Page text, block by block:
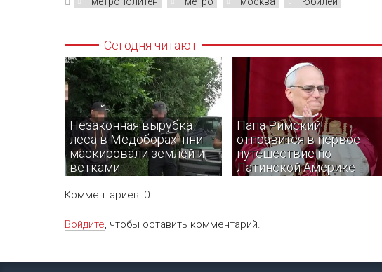
Сегодня читают
Незаконная вырубка
леса в Медоборах: пни
маскировали землей и
ветками
правоохранители разоблачили
Папа Римский
отправится в первое
путешествие по
Латинской Америке
совершит Апостольское
Комментариев: 0
Войдите, чтобы оставить комментарий.